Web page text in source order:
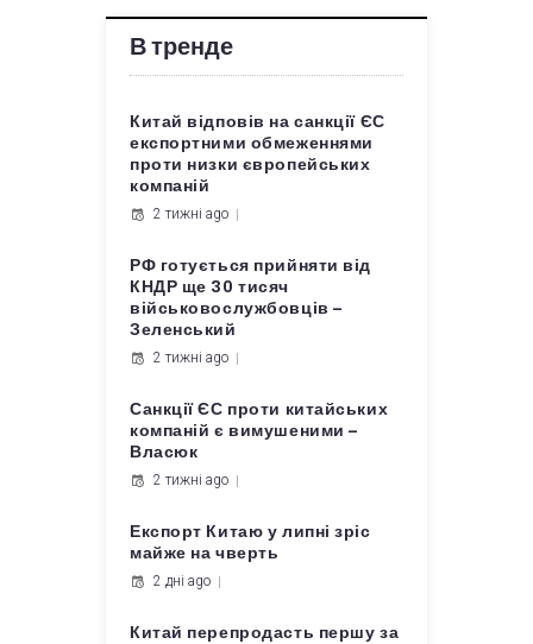
В тренде
Китай відповів на санкції ЄС
експортними обмеженнями
проти низки європейських
компаній
2 тижні ago
РФ готується прийняти від
КНДР ще 30 тисяч
військовослужбовців –
Зеленський
2 тижні ago
Санкції ЄС проти китайських
компаній є вимушеними –
Власюк
2 тижні ago
Експорт Китаю у липні зріс
майже на чверть
2 дні ago
Китай перепродасть першу за